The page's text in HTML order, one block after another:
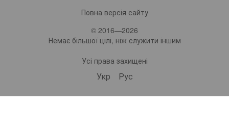
Повна версія сайту
© 2016—2026
Немає більшої цілі, ніж служити іншим
Усі права захищені
Укр Рус